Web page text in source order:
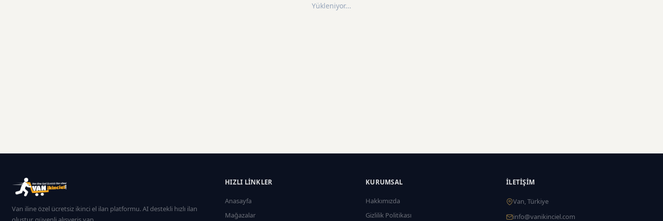
Yükleniyor...
Van iline özel ücretsiz ikinci el ilan platformu. AI destekli hızlı ilan
HIZLI LINKLER
Anasayfa
Mağazalar
KURUMSAL
Hakkımızda
Gizlilik Politikası
İLETIŞIM
Van, Türkiye
info@vanikinciel.com